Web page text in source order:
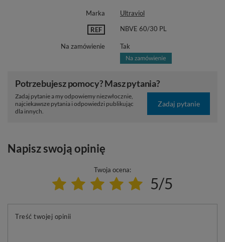
Marka Ultraviol
REF NBVE 60/30 PL
Na zamówienie Tak
Potrzebujesz pomocy? Masz pytania?
Zadaj pytanie a my odpowiemy niezwłocznie,
najciekawsze pytania i odpowiedzi publikując
dla innych.
Zadaj pytanie
Napisz swoją opinię
Twoja ocena:
5/5
Treść twojej opinii